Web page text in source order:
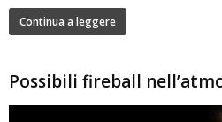
Continua a leggere
Possibili fireball